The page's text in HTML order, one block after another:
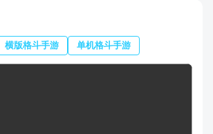
横版格斗手游 单机格斗手游